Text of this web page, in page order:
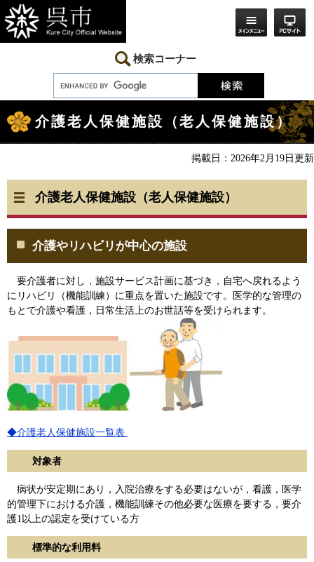
ー
ジ
の
ニ
ュ
ー
本
へ
検索コーナー
文
介護老人保健施設（老人保健施設）
掲載日：2026年2月19日更新
介護老人保健施設（老人保健施設）
介護やリハビリが中心の施設
要介護者に対し，施設サービス計画に基づき，自宅へ戻れるよう
にリハビリ（機能訓練）に重点を置いた施設です。医学的な管理の
もとで介護や看護，日常生活上のお世話等を受けられます。
◆介護老人保健施設一覧表
対象者
病状が安定期にあり，入院治療をする必要はないが，看護，医学
的管理下における介護，機能訓練その他必要な医療を要する，要介
護1以上の認定を受けている方
標準的な利用料